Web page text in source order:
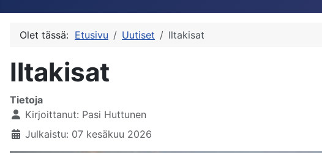
Olet tässä: Etusivu Uutiset Iltakisat
Iltakisat
Tietoja
Kirjoittanut: Pasi Huttunen
Julkaistu: 07 kesäkuu 2026